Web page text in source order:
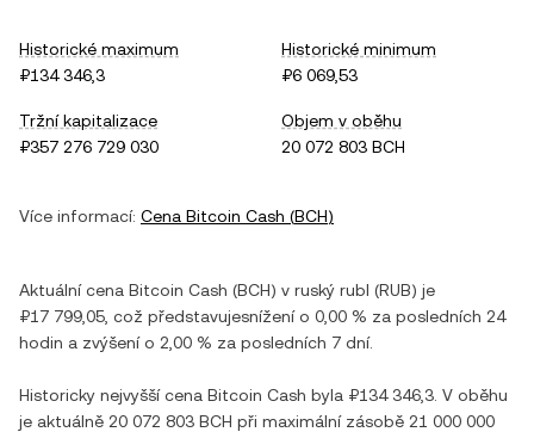
Historické maximum
₽134 346,3
Historické minimum
₽6 069,53
Tržní kapitalizace
₽357 276 729 030
Objem v oběhu
20 072 803 BCH
Více informací: Cena Bitcoin Cash (BCH)
Aktuální cena Bitcoin Cash (BCH) v ruský rubl (RUB) je
₽17 799,05 , což představujesníženío 0,00 % za posledních 24
hodin a zvýšenío 2,00 % za posledních 7 dní.
Historicky nejvyšší cena Bitcoin Cash byla ₽134 346,3 . V oběhu
je aktuálně 20 072 803 BCH při maximální zásobě 21 000 000